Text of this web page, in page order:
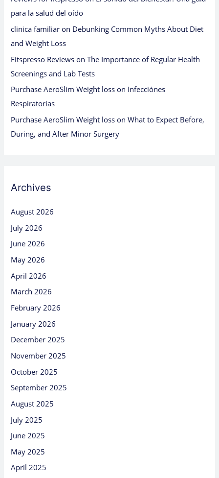
para la salud del oído
clinica familiar on Debunking Common Myths About Diet
and Weight Loss
Fitspresso Reviews onThe Importance of Regular Health
Screenings and Lab Tests
Purchase AeroSlim Weight loss on Infecciónes
Respiratorias
Purchase AeroSlim Weight loss onWhat to Expect Before,
During, and After Minor Surgery
Archives
August 2026
July 2026
June 2026
May 2026
April 2026
March 2026
February 2026
January 2026
December 2025
November 2025
October 2025
September 2025
August 2025
July 2025
June 2025
May 2025
April 2025